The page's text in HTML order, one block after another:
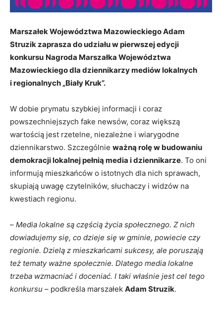
Marszałek Województwa Mazowieckiego Adam
Struzik zaprasza do udziału w pierwszej edycji
konkursu Nagroda Marszałka Województwa
Mazowieckiego dla dziennikarzy mediów lokalnych
i regionalnych „Biały Kruk”.
W dobie prymatu szybkiej informacji i coraz
powszechniejszych fake newsów, coraz większą
wartością jest rzetelne, niezależne i wiarygodne
dziennikarstwo. Szczególnie ważną rolę w budowaniu
demokracji lokalnej pełnią media i dziennikarze. To oni
informują mieszkańców o istotnych dla nich sprawach,
skupiają uwagę czytelników, słuchaczy i widzów na
kwestiach regionu.
– Media lokalne są częścią życia społecznego. Z nich
dowiadujemy się, co dzieje się w gminie, powiecie czy
regionie. Dzielą z mieszkańcami sukcesy, ale poruszają
też tematy ważne społecznie. Dlatego media lokalne
trzeba wzmacniać i doceniać. I taki właśnie jest cel tego
konkursu – podkreśla marszałek Adam Struzik.